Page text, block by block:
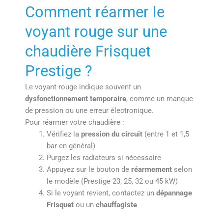
Comment réarmer le
voyant rouge sur une
chaudière Frisquet
Prestige ?
Le voyant rouge indique souvent un
dysfonctionnement temporaire, comme un manque
de pression ou une erreur électronique.
Pour réarmer votre chaudière :
Vérifiez la pression du circuit(entre 1 et 1,5
bar en général)
Purgez les radiateurs si nécessaire
Appuyez sur le bouton de réarmementselon
le modèle (Prestige 23, 25, 32 ou 45 kW)
Si le voyant revient, contactez un dépannage
Frisquetou un chauffagiste